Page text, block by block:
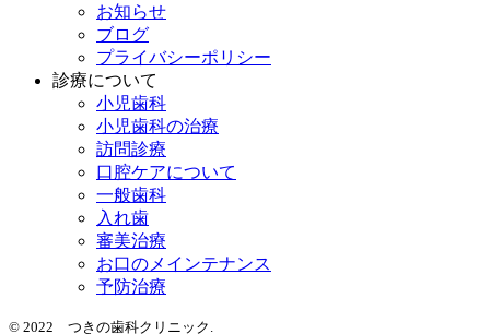
お知らせ
ブログ
プライバシーポリシー
診療について
小児歯科
小児歯科の治療
訪問診療
口腔ケアについて
一般歯科
入れ歯
審美治療
お口のメインテナンス
予防治療
© 2022 つきの歯科クリニック.